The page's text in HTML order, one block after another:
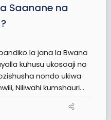
Saanane na
la jana la Bwana
kuhusu ukosoaji na
nondo ukiwa
Niliwahi kumshauri...